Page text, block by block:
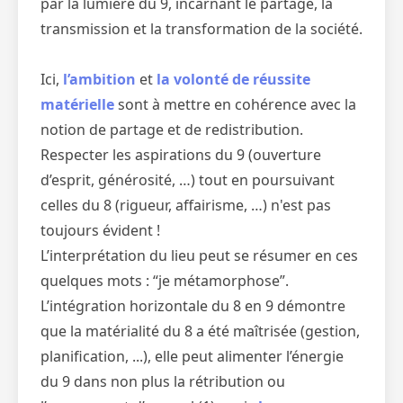
transmission et la transformation de la société.
Ici, l’ambition et la volonté de réussite
matériellesont à mettre en cohérence avec la
notion de partage et de redistribution.
Respecter les aspirations du 9 (ouverture
d’esprit, générosité, …) tout en poursuivant
celles du 8 (rigueur, affairisme, …) n'est pas
toujours évident !
L’interprétation du lieu peut se résumer en ces
quelques mots : “je métamorphose”.
L’intégration horizontale du 8 en 9 démontre
que la matérialité du 8 a été maîtrisée (gestion,
planification, ...), elle peut alimenter l’énergie
du 9 dans non plus la rétribution ou